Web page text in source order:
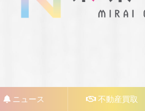
ニュース 不動産買取